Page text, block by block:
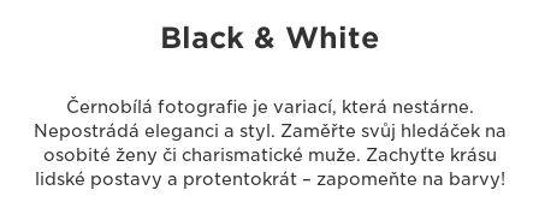
Black & White
Černobílá fotografie je variací, která nestárne.
Nepostrádá eleganci a styl. Zaměřte svůj hledáček na
osobité ženy či charismatické muže. Zachyťte krásu
lidské postavy a protentokrát – zapomeňte na barvy!